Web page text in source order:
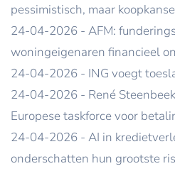
pessimistisch, maar
24-04-2026 - AFM:
woningeigenaren financieel
24-04-2026 - ING voegt
24-04-2026 - René
Europese taskforce voor
24-04-2026 - AI in
onderschatten hun grootste